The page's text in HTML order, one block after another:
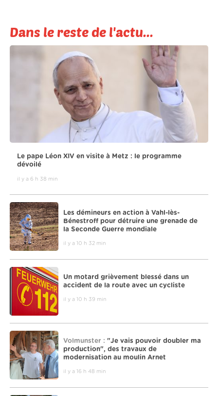
Dans le reste de l'actu...
Le pape Léon XIV en visite à Metz : le programme
dévoilé
il y a 6 h 38 min
Les démineurs en action à Vahl-lès-
Bénestroff pour détruire une grenade de
la Seconde Guerre mondiale
il y a 10 h 32 min
Un motard grièvement blessé dans un
accident de la route avec un cycliste
il y a 10 h 39 min
Volmunster : "Je vais pouvoir doubler ma
production", des travaux de
modernisation au moulin Arnet
il y a 16 h 48 min